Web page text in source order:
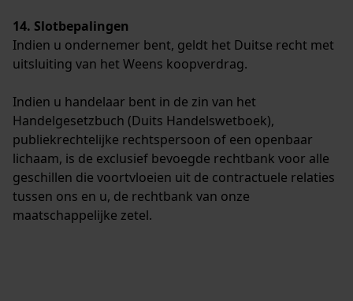
14. Slotbepalingen
Indien u ondernemer bent, geldt het Duitse recht met
uitsluiting van het Weens koopverdrag.
Indien u handelaar bent in de zin van het
Handelgesetzbuch (Duits Handelswetboek),
publiekrechtelijke rechtspersoon of een openbaar
lichaam, is de exclusief bevoegde rechtbank voor alle
geschillen die voortvloeien uit de contractuele relaties
tussen ons en u, de rechtbank van onze
maatschappelijke zetel.